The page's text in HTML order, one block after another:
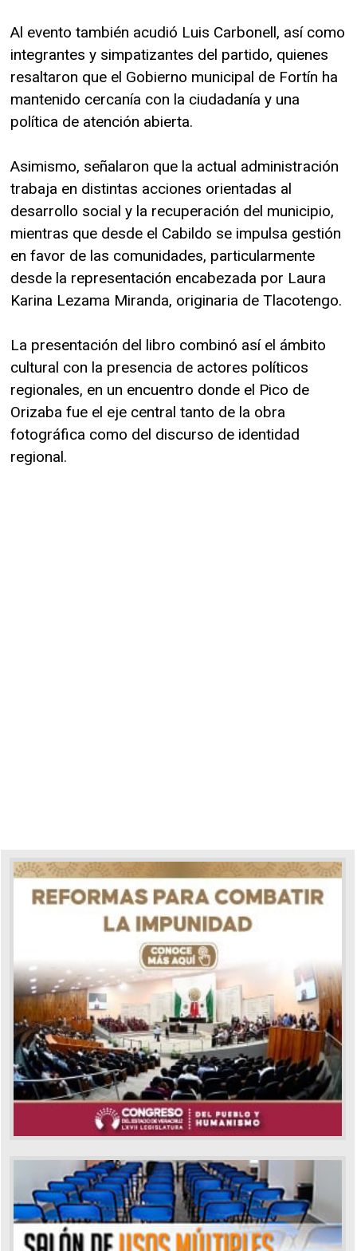
Al evento también acudió Luis Carbonell, así como
integrantes y simpatizantes del partido, quienes
resaltaron que el Gobierno municipal de Fortín ha
mantenido cercanía con la ciudadanía y una
política de atención abierta.
Asimismo, señalaron que la actual administración
trabaja en distintas acciones orientadas al
desarrollo social y la recuperación del municipio,
mientras que desde el Cabildo se impulsa gestión
en favor de las comunidades, particularmente
desde la representación encabezada por Laura
Karina Lezama Miranda, originaria de Tlacotengo.
La presentación del libro combinó así el ámbito
cultural con la presencia de actores políticos
regionales, en un encuentro donde el Pico de
Orizaba fue el eje central tanto de la obra
fotográfica como del discurso de identidad
regional.